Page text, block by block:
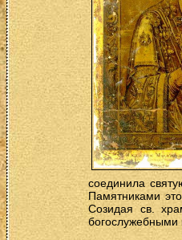
соединила
Памятниками
Созидая св.
богослужебными